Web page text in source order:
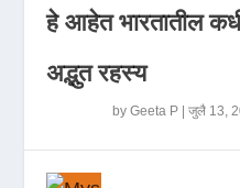
हे आहेत भारतातील
अद्भुत रहस्य
byGeeta P |जुलै 13,